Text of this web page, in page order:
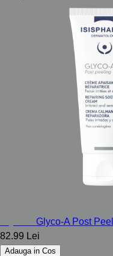
Glyco-A Post
82.99 Lei
Adauga in Cos